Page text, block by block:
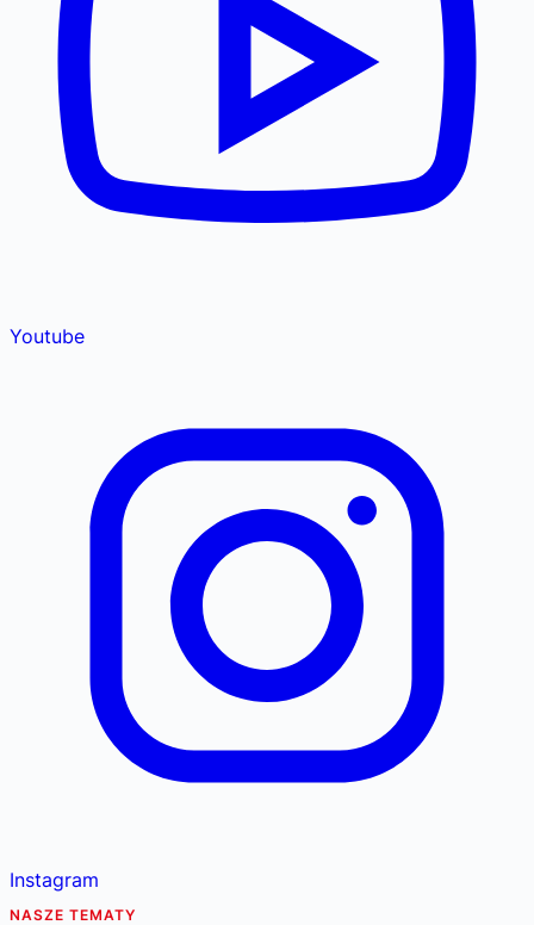
Youtube
Instagram
NASZE TEMATY